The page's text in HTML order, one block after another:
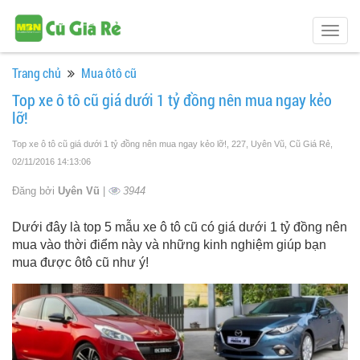
Trang chủ Mua ôtô cũ
Top xe ô tô cũ giá dưới 1 tỷ đồng nên mua ngay kẻo
lỡ!
Top xe ô tô cũ giá dưới 1 tỷ đồng nên mua ngay kẻo lỡ!, 227, Uyên Vũ, Cũ Giá Rẻ
02/11/2016 14:13:06
Đăng bởi Uyên Vũ | 3944
Dưới đây là top 5 mẫu xe ô tô cũ có giá dưới 1 tỷ đồng nên
mua vào thời điểm này và những kinh nghiệm giúp bạn
mua được ôtô cũ như ý!